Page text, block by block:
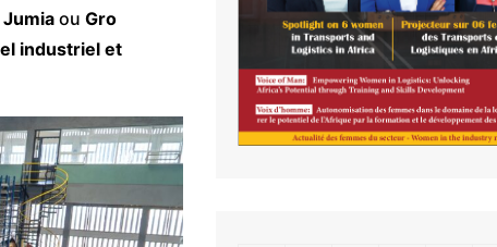
Jumia ou Gro
industriel et